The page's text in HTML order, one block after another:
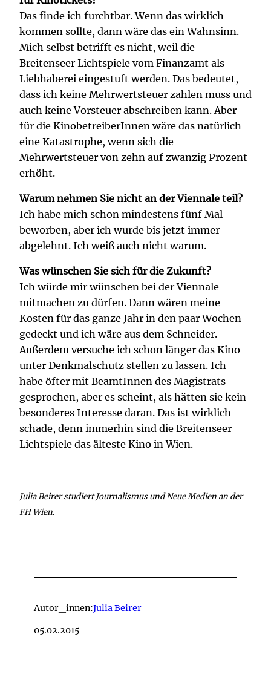
Das finde ich furchtbar. Wenn das wirklich
kommen sollte, dann wäre das ein Wahnsinn.
Mich selbst betrifft es nicht, weil die
Breitenseer Lichtspiele vom Finanzamt als
Liebhaberei eingestuft werden. Das bedeutet,
dass ich keine Mehrwertsteuer zahlen muss und
auch keine Vorsteuer abschreiben kann. Aber
für die KinobetreiberInnen wäre das natürlich
eine Katastrophe, wenn sich die
Mehrwertsteuer von zehn auf zwanzig Prozent
erhöht.
Warum nehmen Sie nicht an der Viennale teil?
Ich habe mich schon mindestens fünf Mal
beworben, aber ich wurde bis jetzt immer
abgelehnt. Ich weiß auch nicht warum.
Was wünschen Sie sich für die Zukunft?
Ich würde mir wünschen bei der Viennale
mitmachen zu dürfen. Dann wären meine
Kosten für das ganze Jahr in den paar Wochen
gedeckt und ich wäre aus dem Schneider.
Außerdem versuche ich schon länger das Kino
unter Denkmalschutz stellen zu lassen. Ich
habe öfter mit BeamtInnen des Magistrats
gesprochen, aber es scheint, als hätten sie kein
besonderes Interesse daran. Das ist wirklich
schade, denn immerhin sind die Breitenseer
Lichtspiele das älteste Kino in Wien.
Julia Beirer studiert Journalismus und Neue Medien an der
FH Wien.
Autor_innen:Julia Beirer
05.02.2015